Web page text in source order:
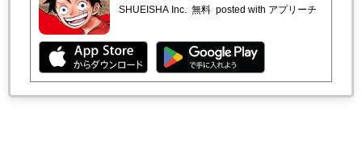
SHUEISHA Inc. 無料 posted with アプリーチ